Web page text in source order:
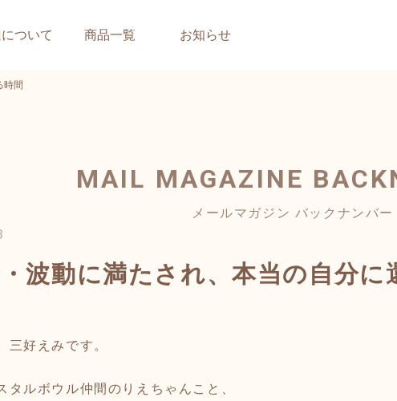
ついて 商品一覧 お知らせ
時間
MAIL MAGAZINE
メールマガジン バックナンバー
波動に満たされ、本当の自分に
三好えみです。
タルボウル仲間のりえちゃんこと、